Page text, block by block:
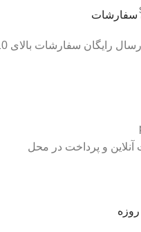
سفارشات
رایگان سفارشات بالای 10 میلیون تومان
آنلاین و پرداخت در محل